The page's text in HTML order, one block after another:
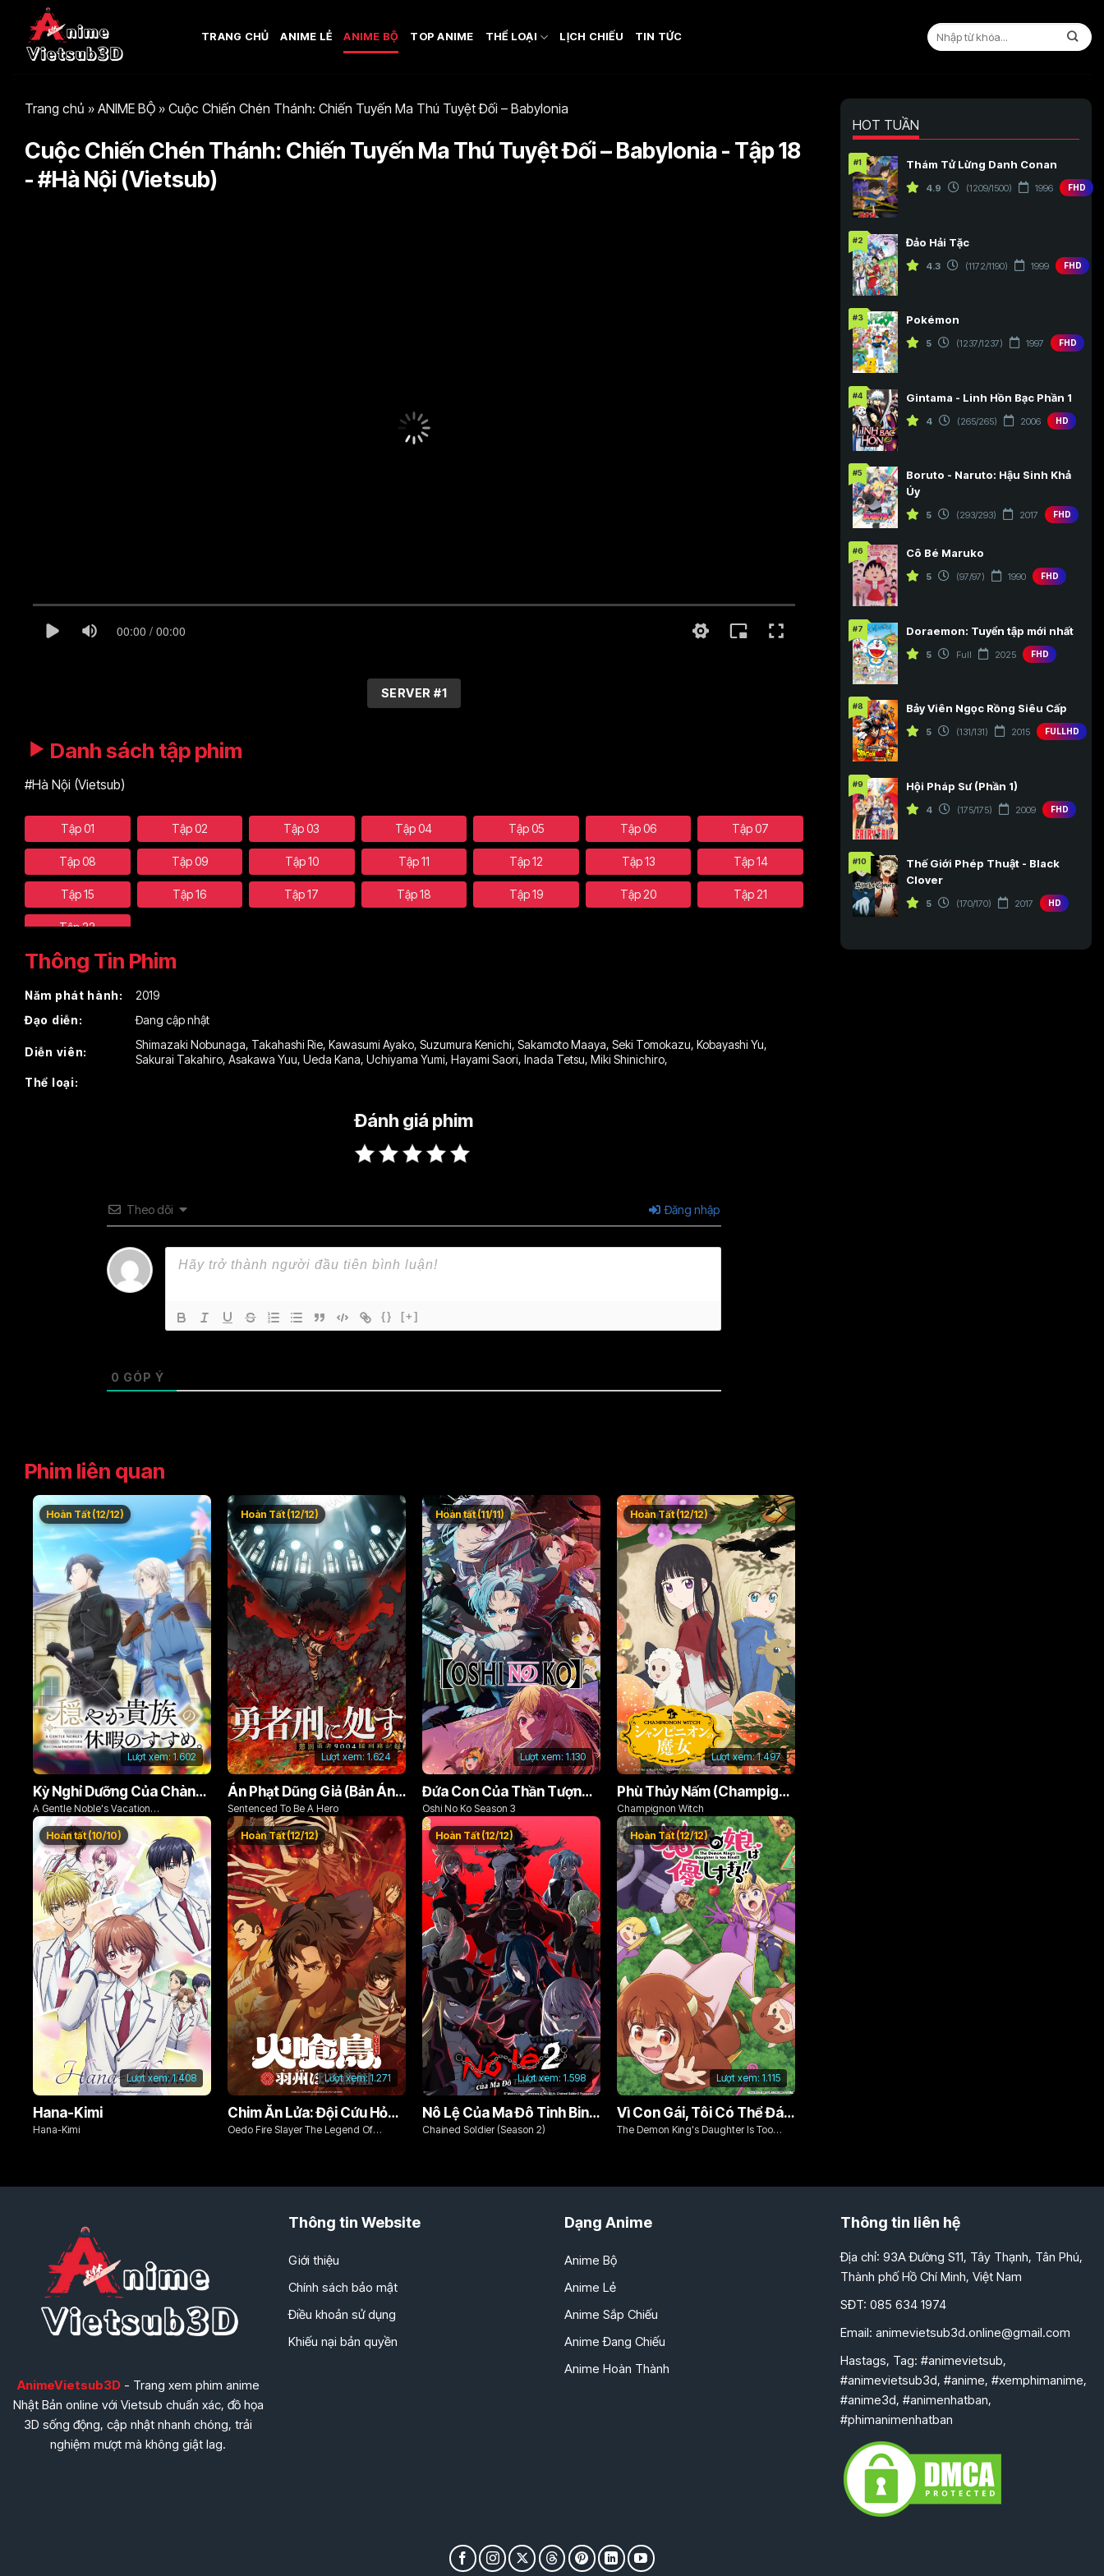
TRANG CHỦ ANIME LẺ ANIME BỘ TOP ANIME THỂ LOẠI LỊCH CHIẾU TIN TỨC
Trang chủ » ANIME BỘ » Cuộc Chiến Chén Thánh: Chiến Tuyến Ma Thú Tuyệt Đối – Babylonia
Cuộc Chiến Chén Thánh: Chiến Tuyến Ma Thú Tuyệt Đối – Babylonia - Tập 18
- #Hà Nội (Vietsub)
00:00 / 00:00
SERVER #1
Danh sách tập phim
#Hà Nội (Vietsub)
Tập 01 Tập 02 Tập 03 Tập 04 Tập 05 Tập 06 Tập 07
Tập 08 Tập 09 Tập 10 Tập 11 Tập 12 Tập 13 Tập 14
Tập 15 Tập 16 Tập 17 Tập 18 Tập 19 Tập 20 Tập 21
Tập 22
Thông Tin Phim
Năm phát hành:
2019
Đạo diễn:
Đang cập nhật
Diễn viên:
Shimazaki Nobunaga, Takahashi Rie, Kawasumi Ayako, Suzumura Kenichi, Sakamoto Maaya, Seki Tomokazu, Kobayashi Yu,
Sakurai Takahiro, Asakawa Yuu, Ueda Kana, Uchiyama Yumi, Hayami Saori, Inada Tetsu, Miki Shinichiro,
Thể loại:
Đánh giá phim
Theo dõi Đăng nhập
{} [+]
0 GÓP Ý
Phim liên quan
Lượt xem: 1.602
Hoàn Tất (12/12)
Kỳ Nghỉ Dưỡng Của Chàng Quý Tộc Ôn Hòa (Odayaka Kizoku no Kyuuka no Susume)
A Gentle Noble's Vacation
Recommendation
Lượt xem:1.624
Hoàn Tất (12/12)
Án Phạt Dũng Giả (Bản Án Anh Hùng)
Sentenced To Be A Hero
Lượt xem: 1.130
Hoàn tất (11/11)
Đứa Con Của Thần Tượng (Phần 3)
Oshi No Ko Season 3
Lượt xem:1.497
Hoàn Tất (12/12)
Phù Thủy Nấm (Champignon no Majo)
Champignon Witch
Lượt xem:1.408
Hoàn tất (10/10)
Hana-Kimi
Hana-Kimi
Lượt xem: 1.271
Hoàn Tất (12/12)
Chim Ăn Lửa: Đội Cứu Hỏa Rách Rưới Vùng Ushu
Oedo Fire Slayer The Legend Of
Lượt xem: 1.598
Hoàn Tất (12/12)
Nô Lệ Của Ma Đô Tinh Binh (Phần 2)
Chained Soldier (Season 2)
Lượt xem: 1.115
Hoàn Tất (12/12)
Vì Con Gái, Tôi Có Thể Đánh Bại Cả Ma Vương
The Demon King's Daughter Is Too
HOT TUẦN
#1 Thám Tử Lừng Danh Conan
4.9 (1209/1500) 1996 FHD
#2 Đảo Hải Tặc
4.3 (1172/1190) 1999 FHD
#3 Pokémon
5 (1237/1237) 1997 FHD
#4 Gintama - Linh Hồn Bạc Phần 1
4 (265/265) 2006 HD
#5
Boruto - Naruto: Hậu Sinh Khả
Úy
5 (293/293) 2017 FHD
#6 Cô Bé Maruko
5 (97/97) 1990 FHD
#7 Doraemon: Tuyển tập mới nhất
5 Full 2025 FHD
#8 Bảy Viên Ngọc Rồng Siêu Cấp
5 (131/131) 2015 FULLHD
#9 Hội Pháp Sư (Phần 1)
4 (175/175) 2009 FHD
#10
Thế Giới Phép Thuật - Black
Clover
5 (170/170) 2017 HD
AnimeVietsub3D- Trang xem phim anime
Nhật Bản online với Vietsub chuẩn xác, đồ họa
3D sống động, cập nhật nhanh chóng, trải
nghiệm mượt mà không giật lag.
Thông tin Website
Giới thiệu
Chính sách bảo mật
Điều khoản sử dụng
Khiếu nại bản quyền
Dạng Anime
Anime Bộ
Anime Lẻ
Anime Sắp Chiếu
Anime Đang Chiếu
Anime Hoàn Thành
Thông tin liên hệ
Địa chỉ: 93A Đường S11, Tây Thạnh, Tân Phú,
Thành phố Hồ Chí Minh, Việt Nam
SĐT: 085 634 1974
Email: animevietsub3d.online@gmail.com
Hastags, Tag: #animevietsub,
#animevietsub3d, #anime, #xemphimanime,
#anime3d, #animenhatban,
#phimanimenhatban